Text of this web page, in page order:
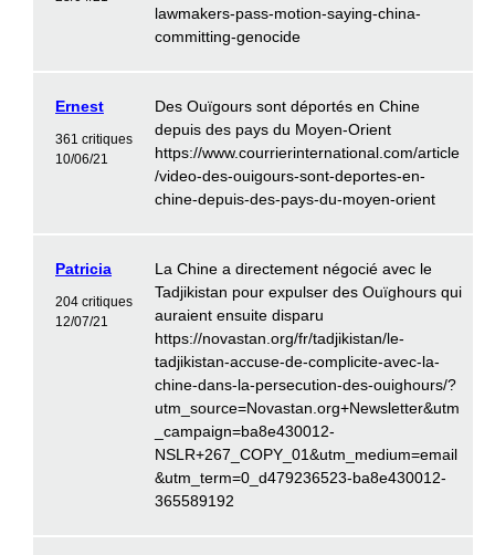
lawmakers-pass-motion-saying-china-
committing-genocide
Ernest
361 critiques
10/06/21
Des Ouïgours sont déportés en Chine
depuis des pays du Moyen-Orient
https://www.courrierinternational.com/article
/video-des-ouigours-sont-deportes-en-
chine-depuis-des-pays-du-moyen-orient
Patricia
204 critiques
12/07/21
La Chine a directement négocié avec le
Tadjikistan pour expulser des Ouïghours qui
auraient ensuite disparu
https://novastan.org/fr/tadjikistan/le-
tadjikistan-accuse-de-complicite-avec-la-
chine-dans-la-persecution-des-ouighours/?
utm_source=Novastan.org+Newsletter&utm
_campaign=ba8e430012-
NSLR+267_COPY_01&utm_medium=email
&utm_term=0_d479236523-ba8e430012-
365589192